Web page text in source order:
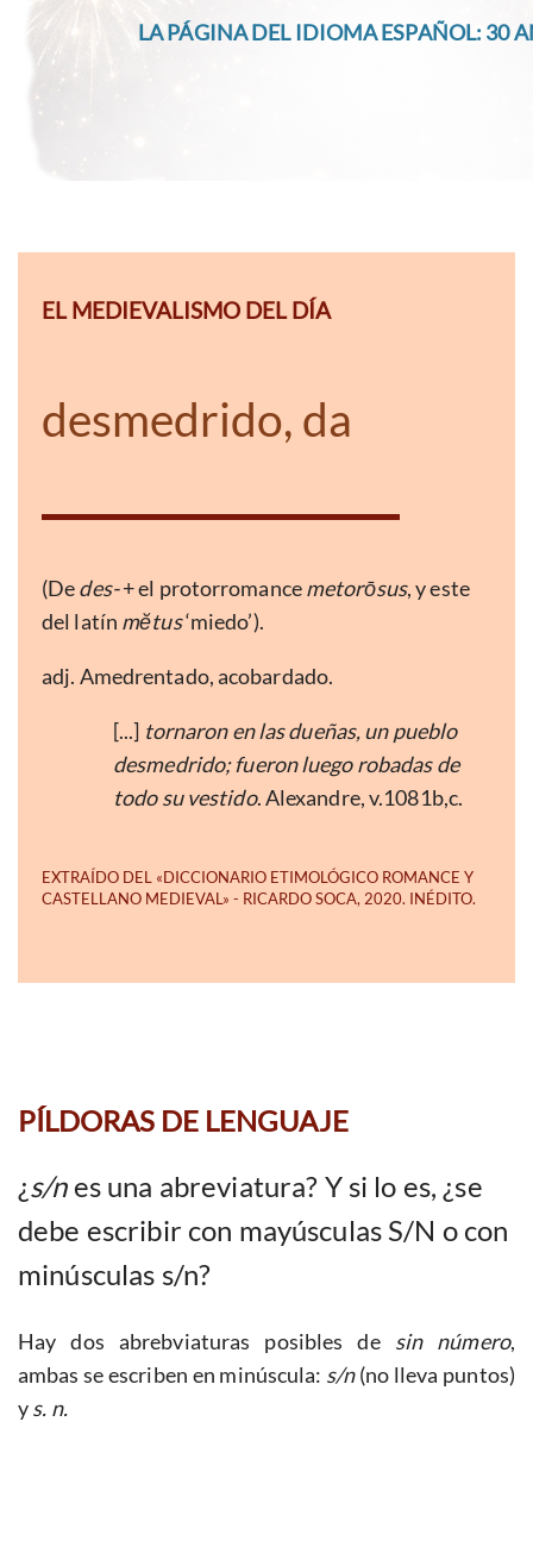
LA PÁGINA DEL IDIOMA ESPAÑOL: 30
EL MEDIEVALISMO DEL DÍA
desmedrido, da
(Dedes-+ el protorromancemetorōsus, y este
del latín mĕtus‘miedo’).
adj. Amedrentado, acobardado.
[...] tornaron en las dueñas, un pueblo
desmedrido; fueron luego robadas de
todo su vestido. Alexandre, v.1081b,c.
PÍLDORAS DE LENGUAJE
¿s/nes una abreviatura? Y si lo es, ¿se
debe escribir con mayúsculas S/N o con
minúsculas s/n?
Hay dos abrebviaturas posibles de sin número,
ambas se escriben en minúscula: s/n(no lleva puntos)
ys. n.